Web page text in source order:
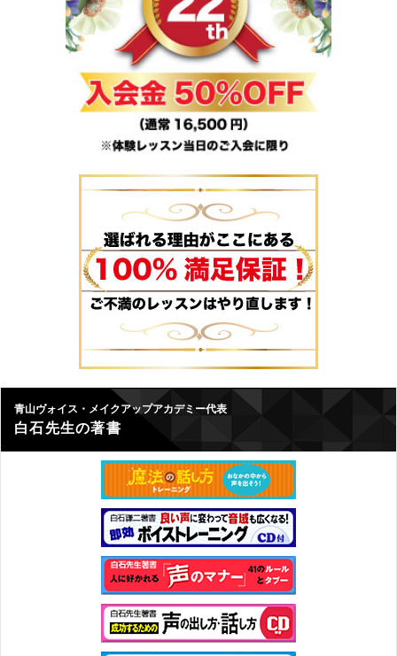
青山ヴォイス・メイクアップアカデミー代表
白石先生の著書